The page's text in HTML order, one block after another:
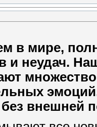
в мире,
и неудач.
без внешней